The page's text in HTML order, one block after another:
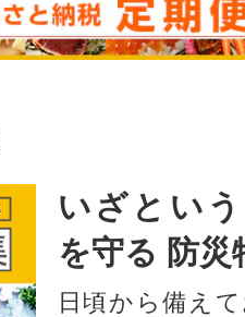
いざとい
を守る 防災
日頃から備え